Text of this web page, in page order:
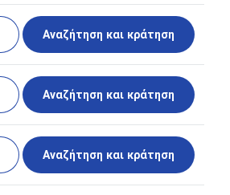
Αναζήτηση και κράτηση
Αναζήτηση και κράτηση
Αναζήτηση και κράτηση